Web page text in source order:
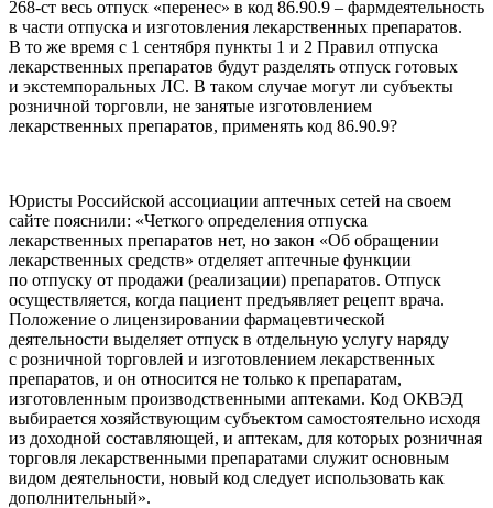
268-ст весь отпуск «перенес» в код 86.90.9 – фармдеятельность
в части отпуска и изготовления лекарственных препаратов.
В то же время с 1 сентября пункты 1 и 2 Правил отпуска
лекарственных препаратов будут разделять отпуск готовых
и экстемпоральных ЛС. В таком случае могут ли субъекты
розничной торговли, не занятые изготовлением
лекарственных препаратов, применять код 86.90.9?
Юристы Российской ассоциации аптечных сетей на своем
сайте пояснили: «Четкого определения отпуска
лекарственных препаратов нет, но закон «Об обращении
лекарственных средств» отделяет аптечные функции
по отпуску от продажи (реализации) препаратов. Отпуск
осуществляется, когда пациент предъявляет рецепт врача.
Положение о лицензировании фармацевтической
деятельности выделяет отпуск в отдельную услугу наряду
с розничной торговлей и изготовлением лекарственных
препаратов, и он относится не только к препаратам,
изготовленным производственными аптеками. Код ОКВЭД
выбирается хозяйствующим субъектом самостоятельно исходя
из доходной составляющей, и аптекам, для которых розничная
торговля лекарственными препаратами служит основным
видом деятельности, новый код следует использовать как
дополнительный».